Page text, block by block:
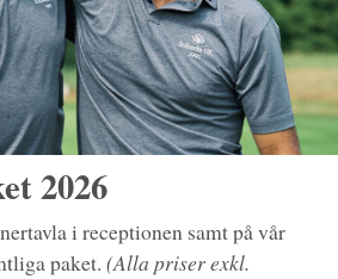
2026
i receptionen samt på vår
paket. (Alla priser exkl.